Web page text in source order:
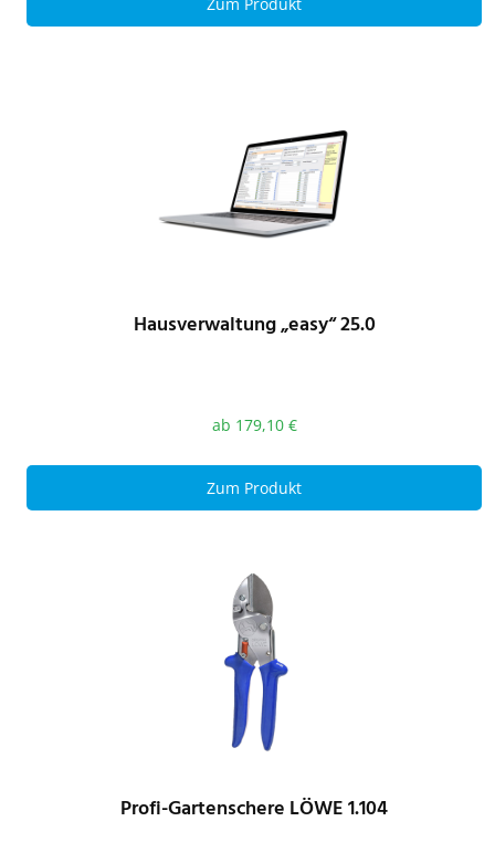
Hausverwaltung „easy“ 25.0
ab 179,10 €
Zum Produkt
Profi-Gartenschere LÖWE 1.104